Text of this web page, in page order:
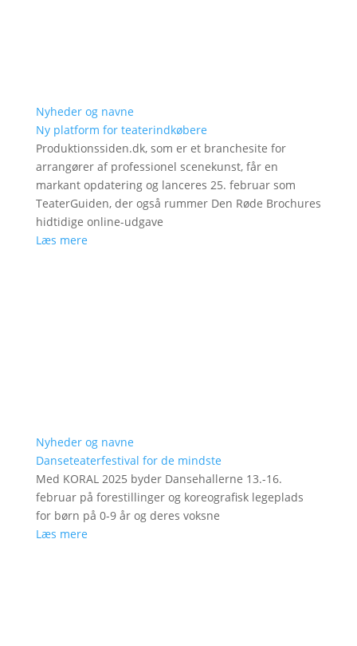
Nyheder og navne
Ny platform for teaterindkøbere
Produktionssiden.dk, som er et branchesite for
arrangører af professionel scenekunst, får en
markant opdatering og lanceres 25. februar som
TeaterGuiden, der også rummer Den Røde Brochures
hidtidige online-udgave
Læs mere
Nyheder og navne
Danseteaterfestival for de mindste
Med KORAL 2025 byder Dansehallerne 13.-16.
februar på forestillinger og koreografisk legeplads
for børn på 0-9 år og deres voksne
Læs mere